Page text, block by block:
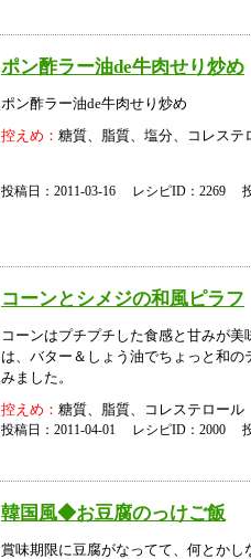
ポン酢ラー油de牛肉せり炒め
ポン酢ラー油de牛肉せり炒め
控えめ： 糖質、脂質、塩分、コレステ
投稿日：2011-03-16 レシピID：2269 投
コーンとシメジの和風ピラフ
コーンはプチプチした食感と甘みが美
は、バター＆しょう油でちょっと和の
みました。
控えめ： 糖質、脂質、コレステロール
投稿日：2011-04-01 レシピID：2000 投
韓国風◆お豆腐のっけご飯
賞味期限に豆腐がなってて、何とかし